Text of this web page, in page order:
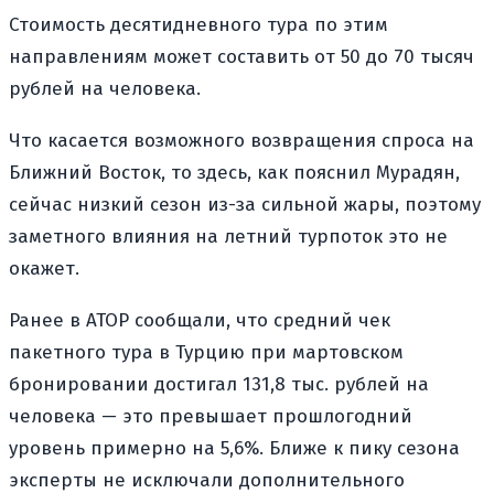
Стоимость десятидневного тура по этим
направлениям может составить от 50 до 70 тысяч
рублей на человека.
Что касается возможного возвращения спроса на
Ближний Восток, то здесь, как пояснил Мурадян,
сейчас низкий сезон из-за сильной жары, поэтому
заметного влияния на летний турпоток это не
окажет.
Ранее в АТОР сообщали, что средний чек
пакетного тура в Турцию при мартовском
бронировании достигал 131,8 тыс. рублей на
человека — это превышает прошлогодний
уровень примерно на 5,6%. Ближе к пику сезона
эксперты не исключали дополнительного